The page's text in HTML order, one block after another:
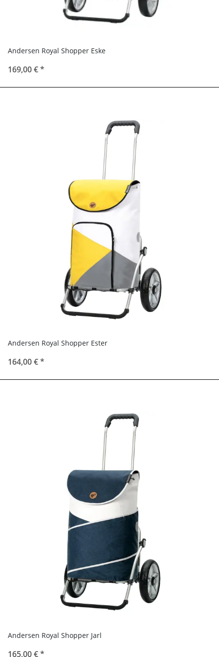
Andersen Royal Shopper Eske
169,00 €*
Andersen Royal Shopper Ester
164,00 €*
Andersen Royal Shopper Jarl
165,00 €*